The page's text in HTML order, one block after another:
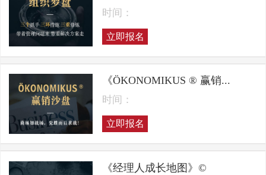
时间：
立即报名
《ÖKONOMIKUS ® 赢销...
时间：
立即报名
《经理人成长地图》©